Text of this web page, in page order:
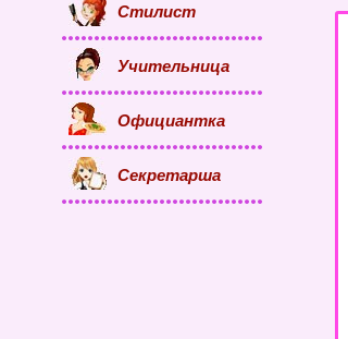
Стилист
Учительница
Официантка
Секретарша